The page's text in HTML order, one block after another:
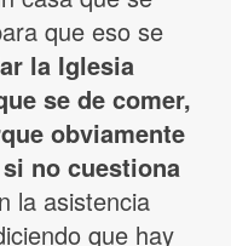
que eso se
la Iglesia
se de comer,
obviamente
no cuestiona
la asistencia
que hay